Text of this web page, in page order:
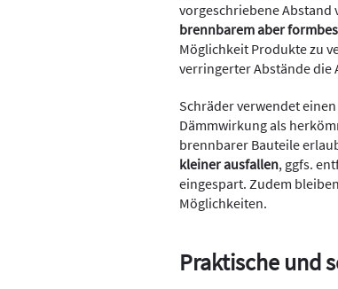
vorgeschriebene Abstand
brennbarem aber
Möglichkeit Produkte zu
verringerter Abstände
Schräder verwendet
Dämmwirkung als
brennbarer Bauteile
kleiner ausfallen, ggfs.
eingespart. Zudem
Möglichkeiten.
Praktische und